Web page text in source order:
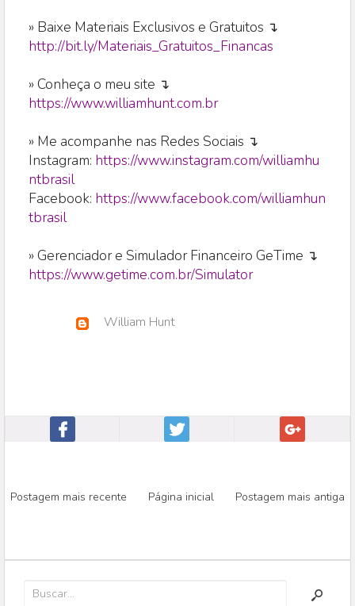
» Baixe Materiais Exclusivos e Gratuitos ↴
http://bit.ly/Materiais_Gratuitos_Financas
» Conheça o meu site ↴
https://www.williamhunt.com.br
» Me acompanhe nas Redes Sociais ↴
Instagram: https://www.instagram.com/williamhu
ntbrasil
Facebook: https://www.facebook.com/williamhun
tbrasil
» Gerenciador e Simulador Financeiro GeTime ↴
https://www.getime.com.br/Simulator
William Hunt
Postagem mais recente Página inicial Postagem mais antiga